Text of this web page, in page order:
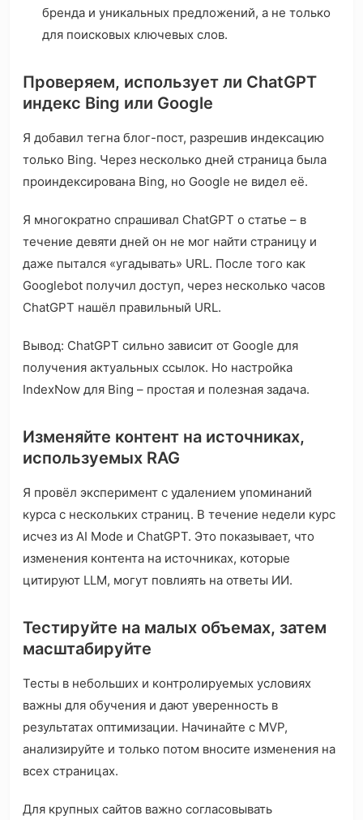
бренда и уникальных предложений, а не только
для поисковых ключевых слов.
Проверяем, использует ли ChatGPT
индекс Bing или Google
Я добавил тегна блог-пост, разрешив индексацию
только Bing. Через несколько дней страница была
проиндексирована Bing, но Google не видел её.
Я многократно спрашивал ChatGPT о статье – в
течение девяти дней он не мог найти страницу и
даже пытался «угадывать» URL. После того как
Googlebot получил доступ, через несколько часов
ChatGPT нашёл правильный URL.
Вывод: ChatGPT сильно зависит от Google для
получения актуальных ссылок. Но настройка
IndexNow для Bing – простая и полезная задача.
Изменяйте контент на источниках,
используемых RAG
Я провёл эксперимент с удалением упоминаний
курса с нескольких страниц. В течение недели курс
исчез из AI Mode и ChatGPT. Это показывает, что
изменения контента на источниках, которые
цитируют LLM, могут повлиять на ответы ИИ.
Тестируйте на малых объемах, затем
масштабируйте
Тесты в небольших и контролируемых условиях
важны для обучения и дают уверенность в
результатах оптимизации. Начинайте с MVP,
анализируйте и только потом вносите изменения на
всех страницах.
Для крупных сайтов важно согласовывать